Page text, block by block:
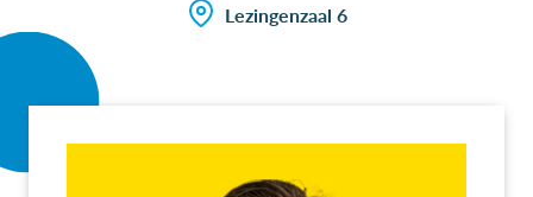
Lezingenzaal 6